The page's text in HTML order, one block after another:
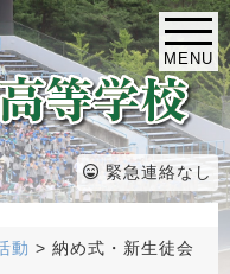
MENU
緊急連絡なし
動 > 納め式・新生徒会